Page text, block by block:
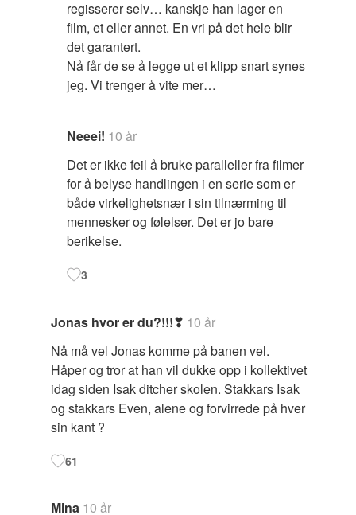
regisserer selv… kanskje han lager en
film, et eller annet. En vri på det hele blir
det garantert.
Nå får de se å legge ut et klipp snart synes
jeg. Vi trenger å vite mer…
Neeei! 10 år
Det er ikke feil å bruke paralleller fra filmer
for å belyse handlingen i en serie som er
både virkelighetsnær i sin tilnærming til
mennesker og følelser. Det er jo bare
berikelse.
3
Jonas hvor er du?!!!❣ 10 år
Nå må vel Jonas komme på banen vel.
Håper og tror at han vil dukke opp i kollektivet
idag siden Isak ditcher skolen. Stakkars Isak
og stakkars Even, alene og forvirrede på hver
sin kant ?
61
Mina 10 år